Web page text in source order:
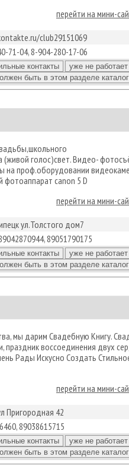
перейти на мини-
club29151069
71-04, 8-904-280-17-06
(живой голос)свет. Видео-
на проф.оборудовании
фотоаппарат canon 5 D
перейти на мини-
ул.Толстого дом7
89051790175
мы дарим Свадебную Книгу.
воссоединения двух
Рады Искусно Создать
перейти на мини-
Пригородная 42
89038615715